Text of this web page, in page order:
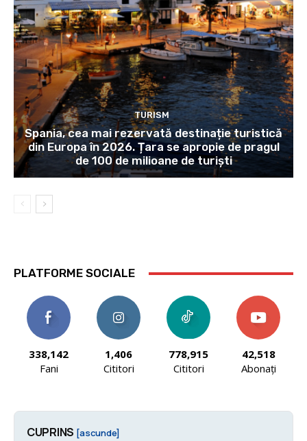
TURISM
Spania, cea mai rezervată destinație turistică
din Europa în 2026. Țara se apropie de pragul
de 100 de milioane de turiști
PLATFORME SOCIALE
338,142
Fani
1,406
Cititori
778,915
Cititori
42,518
Abonați
CUPRINS [ascunde]